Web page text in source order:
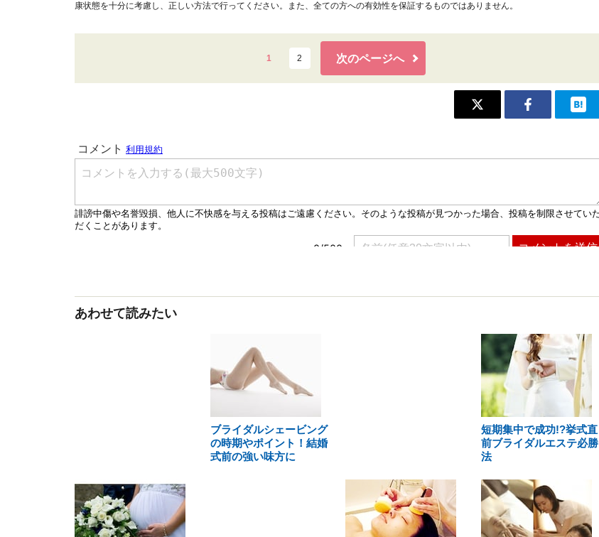
康状態を十分に考慮し、正しい方法で行ってください。また、全ての方への有効性を保証するものではありません。
1 2 次のページへ
あわせて読みたい
ブライダルシェービング
の時期やポイント！結婚
式前の強い味方に
短期集中で成功!?挙式直
前ブライダルエステ必勝
法